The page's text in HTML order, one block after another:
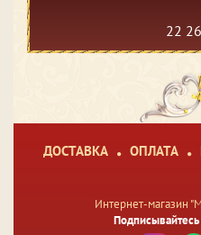
22
ДОСТАВКА ОПЛАТА
Интернет-